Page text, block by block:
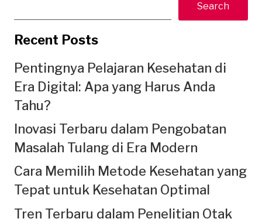
Search
Recent Posts
Pentingnya Pelajaran Kesehatan di
Era Digital: Apa yang Harus Anda
Tahu?
Inovasi Terbaru dalam Pengobatan
Masalah Tulang di Era Modern
Cara Memilih Metode Kesehatan yang
Tepat untuk Kesehatan Optimal
Tren Terbaru dalam Penelitian Otak